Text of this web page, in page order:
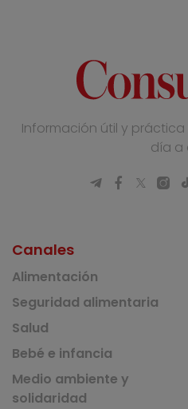
Información útil y
día a
Canales
Alimentación
Seguridad alimentaria
Salud
Bebé e infancia
Medio ambiente y
solidaridad